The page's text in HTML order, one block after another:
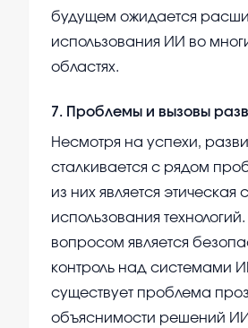
будущем ожидается
использования ИИ во
областях.
7. Проблемы и вызовы
Несмотря на успехи,
сталкивается с рядом
из них является этическая
использования
вопросом является
контроль над системами
существует проблема
объяснимости решений